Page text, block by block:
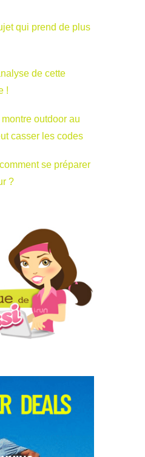
qui prend de plus
de cette
!
outdoor au
casser les codes
se préparer
?